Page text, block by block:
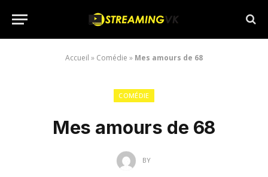
Accueil » Comédie » Mes amours de 68
COMÉDIE
Mes amours de 68
BY